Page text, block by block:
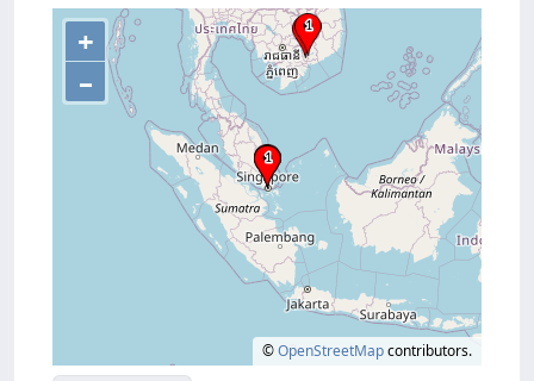
+
–
©OpenStreetMapcontributors.